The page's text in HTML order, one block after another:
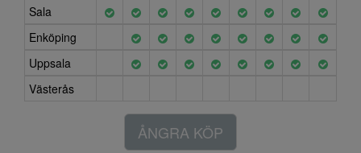
Sala
Enköping
Uppsala
Västerås
ÅNGRA KÖP